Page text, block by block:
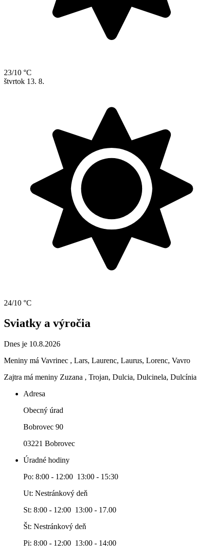
23/10 °C
štvrtok 13. 8.
24/10 °C
Sviatky a výročia
Dnes je 10.8.2026
Meniny má Vavrinec , Lars, Laurenc, Laurus, Lorenc, Vavro
Zajtra má meniny Zuzana , Trojan, Dulcia, Dulcinela, Dulcínia
Adresa
Obecný úrad
Bobrovec 90
03221 Bobrovec
Úradné hodiny
Po: 8:00 - 12:00 13:00 - 15:30
Ut: Nestránkový deň
St: 8:00 - 12:00 13:00 - 17.00
Št: Nestránkový deň
Pi: 8:00 - 12:00 13:00 - 14:00